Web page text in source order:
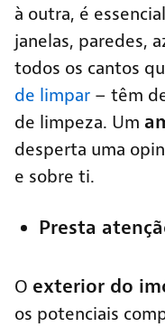
à outra, é
janelas, paredes,
todos os cantos
de limpar – têm
de limpeza. Um
desperta uma
e sobre ti.
Presta
O exterior do
os potenciais